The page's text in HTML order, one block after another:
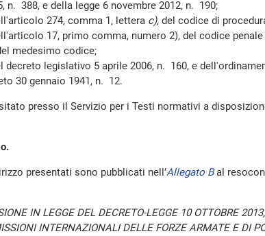
n. 388, e della legge 6 novembre 2012, n. 190;
274, comma 1, lettera c), del codice di
17, primo comma, numero 2), del codice penale
medesimo codice;
legislativo 5 aprile 2006, n. 160, e
30 gennaio 1941, n. 12.
presso il Servizio per i Testi normativi a
presentati sono pubblicati nell’Allegato Bal
IN LEGGE DEL DECRETO-LEGGE 10 OTTOBRE
INTERNAZIONALI DELLE FORZE ARMATE E DI